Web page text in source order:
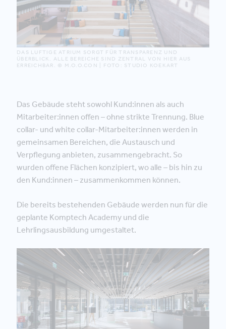
DAS LUFTIGE ATRIUM SORGT FÜR TRANSPARENZ UND
ÜBERBLICK. ALLE BEREICHE SIND ZENTRAL VON HIER AUS
ERREICHBAR. © M.O.O.CON | FOTO: STUDIO KOEKART
Das Gebäude steht sowohl Kund:innen als auch
Mitarbeiter:innen offen – ohne strikte Trennung. Blue
collar- und white collar-Mitarbeiter:innen werden in
gemeinsamen Bereichen, die Austausch und
Verpflegung anbieten, zusammengebracht. So
wurden offene Flächen konzipiert, wo alle – bis hin zu
den Kund:innen – zusammenkommen können.
Die bereits bestehenden Gebäude werden nun für die
geplante Komptech Academy und die
Lehrlingsausbildung umgestaltet.